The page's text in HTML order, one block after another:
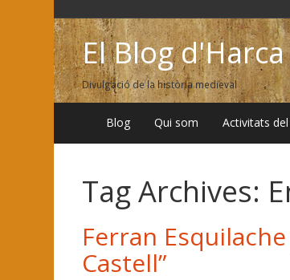
El Blog d'Harca
Divulgació de la història medieval
Blog Qui som Activitats del
Tag Archives:
Ferran
Castell”